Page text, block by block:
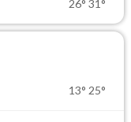
26° 31°
13° 25°